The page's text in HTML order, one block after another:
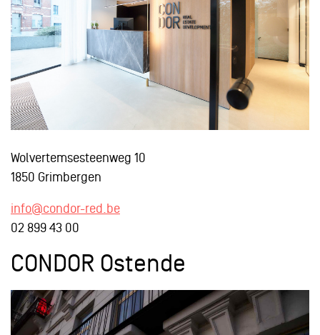
Wolvertemsesteenweg 10
1850 Grimbergen
info@condor-red.be
02 899 43 00
CONDOR Ostende